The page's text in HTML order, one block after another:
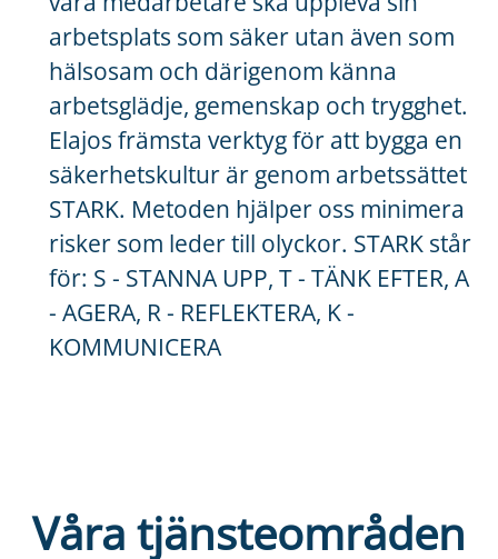
arbetsplats som säker utan även som
hälsosam och därigenom känna
arbetsglädje, gemenskap och trygghet.
Elajos främsta verktyg för att bygga en
säkerhetskultur är genom arbetssättet
STARK. Metoden hjälper oss minimera
risker som leder till olyckor. STARK står
för: S - STANNA UPP, T - TÄNK EFTER, A
- AGERA, R - REFLEKTERA, K -
KOMMUNICERA
Våra tjänsteområden
Tillverkning och Mekaniskt